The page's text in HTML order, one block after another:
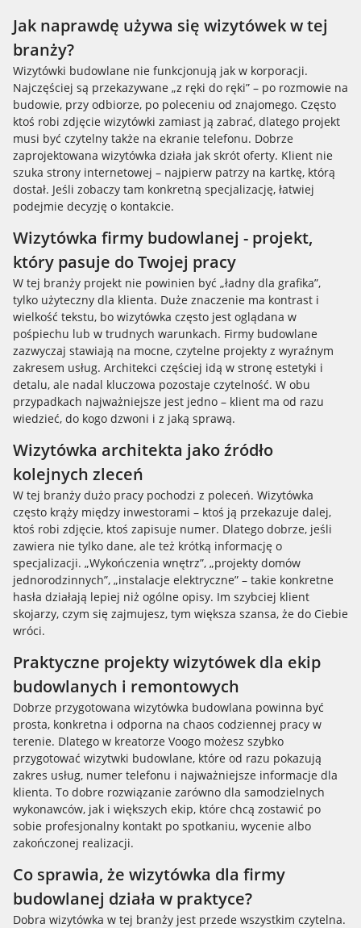
Jak naprawdę używa się wizytówek w tej
branży?
Wizytówki budowlane nie funkcjonują jak w korporacji.
Najczęściej są przekazywane „z ręki do ręki” – po rozmowie na
budowie, przy odbiorze, po poleceniu od znajomego. Często
ktoś robi zdjęcie wizytówki zamiast ją zabrać, dlatego projekt
musi być czytelny także na ekranie telefonu. Dobrze
zaprojektowana wizytówka działa jak skrót oferty. Klient nie
szuka strony internetowej – najpierw patrzy na kartkę, którą
dostał. Jeśli zobaczy tam konkretną specjalizację, łatwiej
podejmie decyzję o kontakcie.
Wizytówka firmy budowlanej - projekt,
który pasuje do Twojej pracy
W tej branży projekt nie powinien być „ładny dla grafika”,
tylko użyteczny dla klienta. Duże znaczenie ma kontrast i
wielkość tekstu, bo wizytówka często jest oglądana w
pośpiechu lub w trudnych warunkach. Firmy budowlane
zazwyczaj stawiają na mocne, czytelne projekty z wyraźnym
zakresem usług. Architekci częściej idą w stronę estetyki i
detalu, ale nadal kluczowa pozostaje czytelność. W obu
przypadkach najważniejsze jest jedno – klient ma od razu
wiedzieć, do kogo dzwoni i z jaką sprawą.
Wizytówka architekta jako źródło
kolejnych zleceń
W tej branży dużo pracy pochodzi z poleceń. Wizytówka
często krąży między inwestorami – ktoś ją przekazuje dalej,
ktoś robi zdjęcie, ktoś zapisuje numer. Dlatego dobrze, jeśli
zawiera nie tylko dane, ale też krótką informację o
specjalizacji. „Wykończenia wnętrz”, „projekty domów
jednorodzinnych”, „instalacje elektryczne” – takie konkretne
hasła działają lepiej niż ogólne opisy. Im szybciej klient
skojarzy, czym się zajmujesz, tym większa szansa, że do Ciebie
wróci.
Praktyczne projekty wizytówek dla ekip
budowlanych i remontowych
Dobrze przygotowana wizytówka budowlana powinna być
prosta, konkretna i odporna na chaos codziennej pracy w
terenie. Dlatego w kreatorze Voogo możesz szybko
przygotować wizytwki budowlane, które od razu pokazują
zakres usług, numer telefonu i najważniejsze informacje dla
klienta. To dobre rozwiązanie zarówno dla samodzielnych
wykonawców, jak i większych ekip, które chcą zostawić po
sobie profesjonalny kontakt po spotkaniu, wycenie albo
zakończonej realizacji.
Co sprawia, że wizytówka dla firmy
budowlanej działa w praktyce?
Dobra wizytówka w tej branży jest przede wszystkim czytelna.